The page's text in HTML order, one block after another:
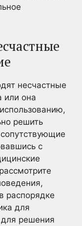
несчастные
или она
решить
с
распорядке
для
решения